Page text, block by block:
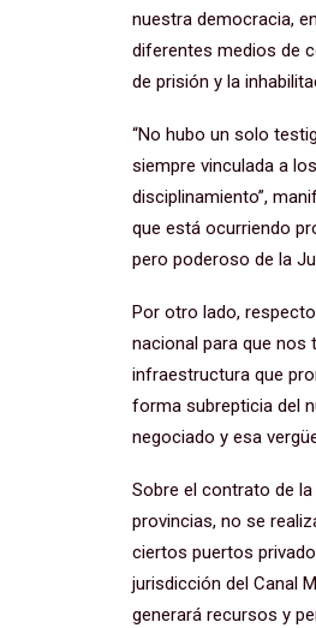
nuestra democracia,
diferentes medios de
de prisión y la
“No hubo un solo
siempre vinculada a
disciplinamiento”,
que está ocurriendo
pero poderoso de la
Por otro lado,
nacional para que nos
infraestructura que
forma subrepticia del
negociado y esa
Sobre el contrato de
provincias, no se
ciertos puertos
jurisdicción del Canal
generará recursos y